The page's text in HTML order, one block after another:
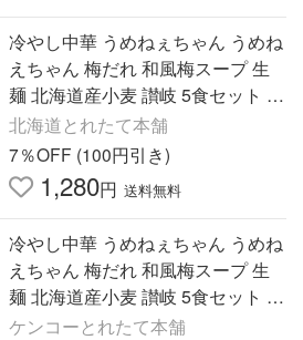
冷やし中華 うめねぇちゃん うめね
えちゃん 梅だれ 和風梅スープ 生
麺 北海道産小麦 讃岐 5食セット 送
料無料 ポイント消化 メール便出荷
北海道とれたて本舗
7％OFF (100円引き)
1,280円 送料無料
冷やし中華 うめねぇちゃん うめね
えちゃん 梅だれ 和風梅スープ 生
麺 北海道産小麦 讃岐 5食セット 送
料無料 ポイント消化 メール便出荷
ケンコーとれたて本舗